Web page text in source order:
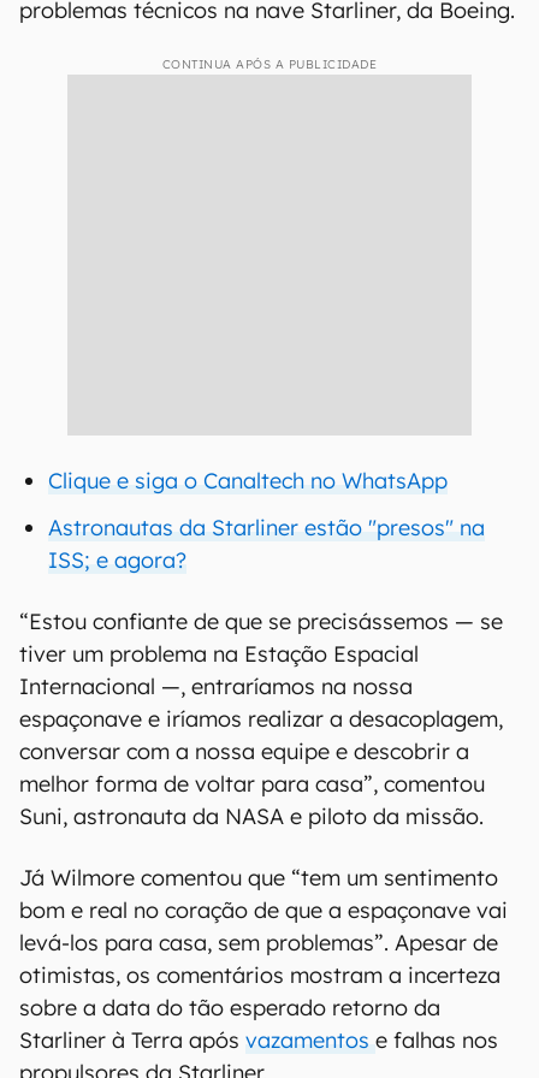
problemas técnicos na nave Starliner, da Boeing.
CONTINUA APÓS A PUBLICIDADE
Clique e siga o Canaltech no WhatsApp
Astronautas da Starliner estão "presos" na
ISS; e agora?
“Estou confiante de que se precisássemos — se
tiver um problema na Estação Espacial
Internacional —, entraríamos na nossa
espaçonave e iríamos realizar a desacoplagem,
conversar com a nossa equipe e descobrir a
melhor forma de voltar para casa”, comentou
Suni, astronauta da NASA e piloto da missão.
Já Wilmore comentou que “tem um sentimento
bom e real no coração de que a espaçonave vai
levá-los para casa, sem problemas”. Apesar de
otimistas, os comentários mostram a incerteza
sobre a data do tão esperado retorno da
Starliner à Terra após vazamentos e falhas nos